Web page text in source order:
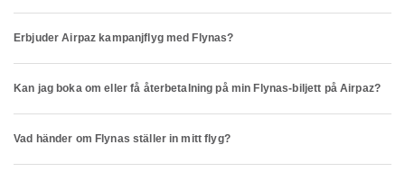
Erbjuder Airpaz kampanjflyg med Flynas?
Kan jag boka om eller få återbetalning på min Flynas-biljett på Airpaz?
Vad händer om Flynas ställer in mitt flyg?